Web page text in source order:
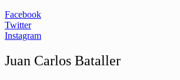
Facebook
Twitter
Instagram
Juan Carlos Bataller